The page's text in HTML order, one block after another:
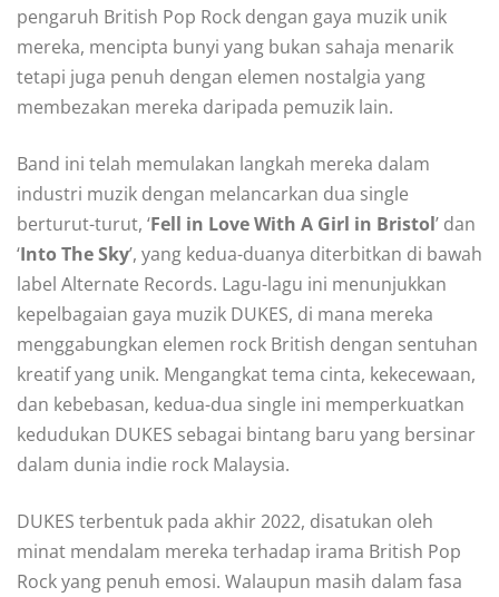
pengaruh British Pop Rock dengan gaya muzik unik
mereka, mencipta bunyi yang bukan sahaja menarik
tetapi juga penuh dengan elemen nostalgia yang
membezakan mereka daripada pemuzik lain.
Band ini telah memulakan langkah mereka dalam
industri muzik dengan melancarkan dua single
berturut-turut, ‘Fell in Love With A Girl in Bristol’ dan
‘Into The Sky’, yang kedua-duanya diterbitkan di bawah
label Alternate Records. Lagu-lagu ini menunjukkan
kepelbagaian gaya muzik DUKES, di mana mereka
menggabungkan elemen rock British dengan sentuhan
kreatif yang unik. Mengangkat tema cinta, kekecewaan,
dan kebebasan, kedua-dua single ini memperkuatkan
kedudukan DUKES sebagai bintang baru yang bersinar
dalam dunia indie rock Malaysia.
DUKES terbentuk pada akhir 2022, disatukan oleh
minat mendalam mereka terhadap irama British Pop
Rock yang penuh emosi. Walaupun masih dalam fasa